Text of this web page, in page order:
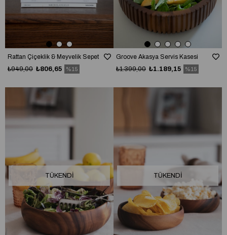
Rattan Çiçeklik & Meyvelik Sepet
₺806,65
₺949,00 %15
Groove Akasya Servis Kasesi
₺1.189,15
₺1.399,00 %15
TÜKENDI TÜKENDI